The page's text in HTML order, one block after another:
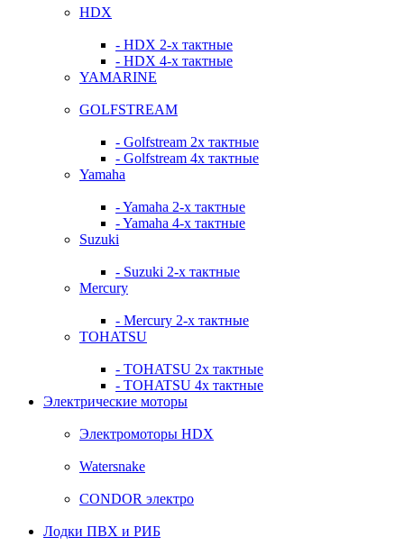
HDX
- HDX 2-х тактные
- HDX 4-х тактные
YAMARINE
GOLFSTREAM
- Golfstream 2х тактные
- Golfstream 4х тактные
Yamaha
- Yamaha 2-х тактные
- Yamaha 4-х тактные
Suzuki
- Suzuki 2-х тактные
Mercury
- Mercury 2-х тактные
TOHATSU
- TOHATSU 2х тактные
- TOHATSU 4х тактные
Электрические моторы
Электромоторы HDX
Watersnake
CONDOR электро
Лодки ПВХ и РИБ